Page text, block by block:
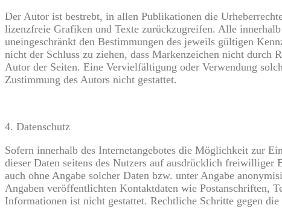
Der Autor ist bestrebt, in allen Publikationen die
lizenzfreie Grafiken und Texte zurückzugreifen. Alle
uneingeschränkt den Bestimmungen des jeweils gültigen
nicht der Schluss zu ziehen, dass Markenzeichen nicht
Autor der Seiten. Eine Vervielfältigung oder Verwendung
Zustimmung des Autors nicht gestattet.
4. Datenschutz
Sofern innerhalb des Internetangebotes die Möglichkeit zur
dieser Daten seitens des Nutzers auf ausdrücklich freiwilliger
auch ohne Angabe solcher Daten bzw. unter Angabe
Angaben veröffentlichten Kontaktdaten wie Postanschriften,
Informationen ist nicht gestattet. Rechtliche Schritte gegen